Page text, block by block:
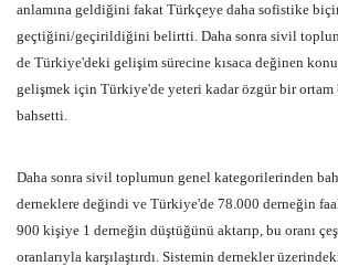
anlamına geldiğini fakat Türkçeye daha sofistike
geçtiğini/geçirildiğini belirtti. Daha sonra sivil
de Türkiye'deki gelişim sürecine kısaca değinen
gelişmek için Türkiye'de yeteri kadar özgür bir ortam
bahsetti.
Daha sonra sivil toplumun genel kategorilerinden
derneklere değindi ve Türkiye'de 78.000 derneğin
900 kişiye 1 derneğin düştüğünü aktarıp, bu oranı
oranlarıyla karşılaştırdı. Sistemin dernekler